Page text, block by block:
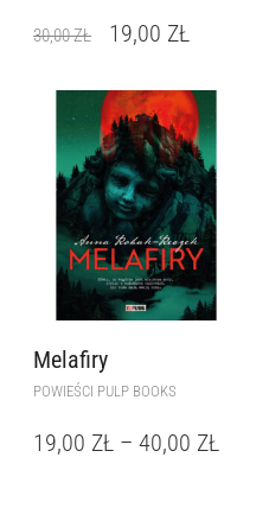
30,00ZŁ 19,00 ZŁ
Melafiry
POWIEŚCI PULP BOOKS
19,00 ZŁ – 40,00 ZŁ